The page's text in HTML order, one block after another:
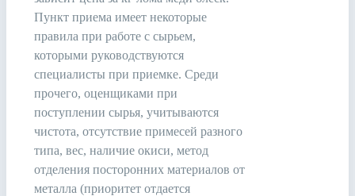
Пункт приема имеет некоторые
правила при работе с сырьем,
которыми руководствуются
специалисты при приемке. Среди
прочего, оценщиками при
поступлении сырья, учитываются
чистота, отсутствие примесей разного
типа, вес, наличие окиси, метод
отделения посторонних материалов от
металла (приоритет отдается